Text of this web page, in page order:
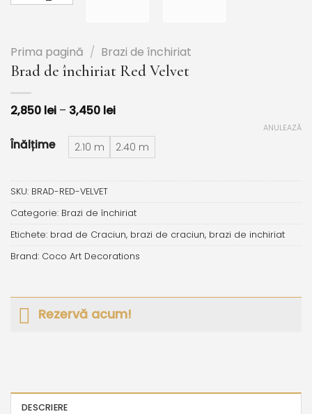
Prima pagină / Brazi de închiriat
Brad de închiriat Red Velvet
2,850 lei – 3,450 leiInterval
prețuri:
2,850 lei
până
Înălțime 2.10 m 2.40 m
ANULEAZĂ
SKU: BRAD-RED-VELVET
Categorie: Brazi de închiriat
Etichete: brad de Craciun, brazi de craciun, brazi de inchiriat
Brand: Coco Art Decorations
Rezervă acum!
DESCRIERE